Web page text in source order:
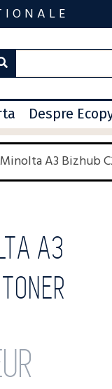
Despre
A3 Bizhub
A3